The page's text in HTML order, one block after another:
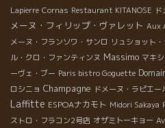
Lapierre Cornas Restaurant KITANOSE
メーヌ・フィリップ・ヴァレット Aux
メーヌ・フランソワ・サンロ リュショット
ル・クロ・ファンティンヌ Massimo マキ
ーヴェ・ブー Paris bistro Goguette
ロシニョ Champagne ドメーヌ・ラピエー
Laffitte ESPOAナカモト Midori Sakaya
ストロ・フラコン2号店 オザミトーキョー